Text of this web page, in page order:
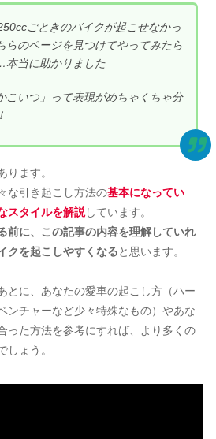
ごときのバイクが起こせなかっ
らのページを見つけてやってみたら
本当に助かりました
こいつ」って表現がめちゃくちゃ分
ります。
な引き起こし方法の基本になってい
スタイルを解説しています。
前に、この記事の内容を理解していれ
クを起こしやすくなると思います。
とに、あなたの愛車の起こし方（ハー
ンチャーなど少々特殊なもの）やあな
った方法を参考にすれば、より多くの
しょう。